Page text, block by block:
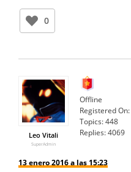
0
Leo Vitali
SuperAdmin
Offline
Registered On:
Topics:448
Replies:4069
13 enero 2016 a las 15:23